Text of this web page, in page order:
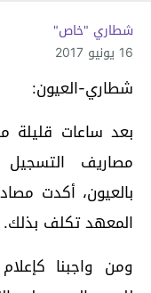
شطاري "خاص"
16 يونيو 2017
شطاري-العيون:
بعد ساعات قليلة
مصاريف
بالعيون، أكدت
المعهد تكلف بذلك.
ومن واجبنا